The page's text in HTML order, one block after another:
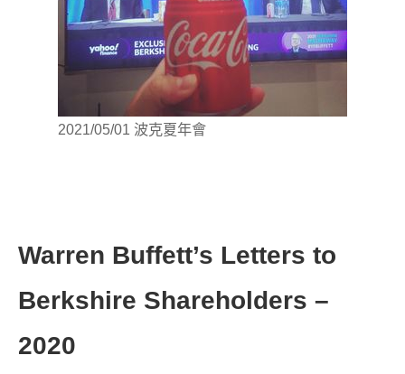
2021/05/01 波克夏年會
Warren Buffett’s Letters to
Berkshire Shareholders –
2020